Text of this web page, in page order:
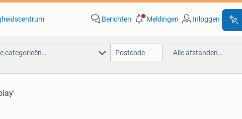
Berichten Meldingen Inloggen
categorieën… Alle afstanden…